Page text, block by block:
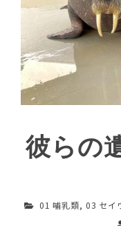
彼らの
01 哺乳類, 03 セイ